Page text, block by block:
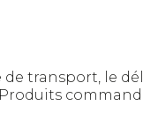
transport, le